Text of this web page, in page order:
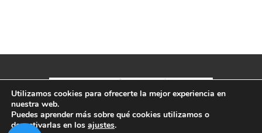
Política de privacidad-Aviso legal-Términos y condiciones
Utilizamos cookies para ofrecerte la mejor experiencia en
nuestra web.
Puedes aprender más sobre qué cookies utilizamos o
desactivarlas en los ajustes.